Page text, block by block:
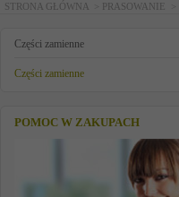
STRONA GŁÓWNA > PRASOWANIE >
Części zamienne
Części zamienne
POMOC W ZAKUPACH